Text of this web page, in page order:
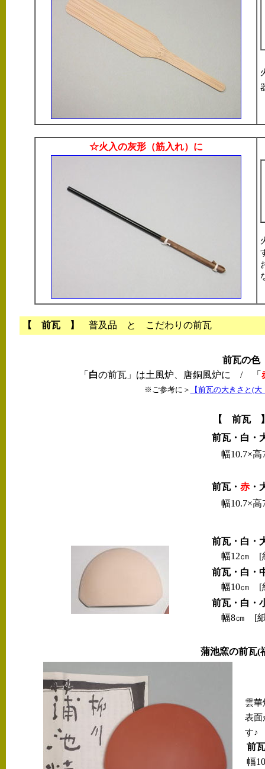
☆火入の灰形（筋入れ）に
【 前瓦 】 普及品 と こだわりの前瓦
前瓦の色
「 白の前瓦」は土風炉、唐銅風炉に / 「
※ご参考に＞ 【前瓦の大きさと(
【 前瓦
前瓦・白・
幅10.7×高
前瓦・ 赤・
幅10.7×高
前瓦・白・
幅12㎝ [
前瓦・白・
幅10㎝ [
前瓦・白・
幅8㎝ [
蒲池窯の前瓦(
雲華
表面
す♪
前
幅